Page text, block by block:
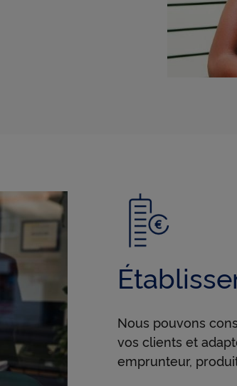
Nous pouvons
vos clients et
emprunteur,
Continuer sans accepter » vous indiquez votre
au bon fonctionnement du Site et/ou à vous